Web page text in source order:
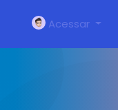
Acessar